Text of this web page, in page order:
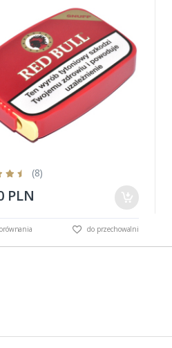
(8)
PLN
do przechowalni